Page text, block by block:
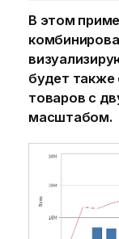
В этом
будет также
товаров с
масштабом.